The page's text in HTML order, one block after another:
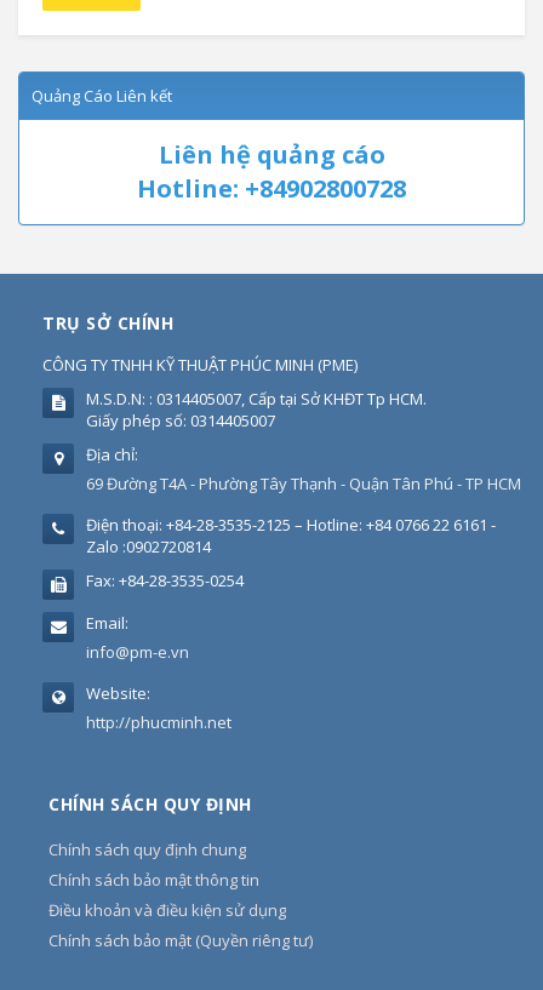
Quảng Cáo Liên kết
Liên hệ quảng cáo
Hotline: +84902800728
TRỤ SỞ CHÍNH
CÔNG TY TNHH KỸ THUẬT PHÚC MINH (PME)
M.S.D.N: : 0314405007, Cấp tại Sở KHĐT Tp HCM.
Giấy phép số: 0314405007
Địa chỉ:
69 Đường T4A - Phường Tây Thạnh - Quận Tân Phú - TP HCM
Điện thoại: +84-28-3535-2125 – Hotline: +84 0766 22 6161 -
Zalo :0902720814
Fax: +84-28-3535-0254
Email:
info@pm-e.vn
Website:
http://phucminh.net
CHÍNH SÁCH QUY ĐỊNH
Chính sách quy định chung
Chính sách bảo mật thông tin
Điều khoản và điều kiện sử dụng
Chính sách bảo mật (Quyền riêng tư)